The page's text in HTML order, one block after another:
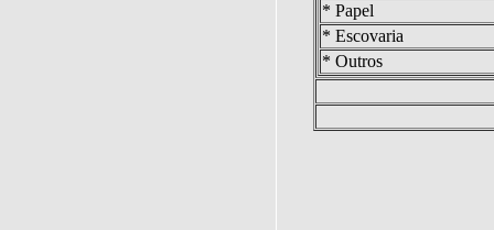
* Papel
* Escovaria
* Outros